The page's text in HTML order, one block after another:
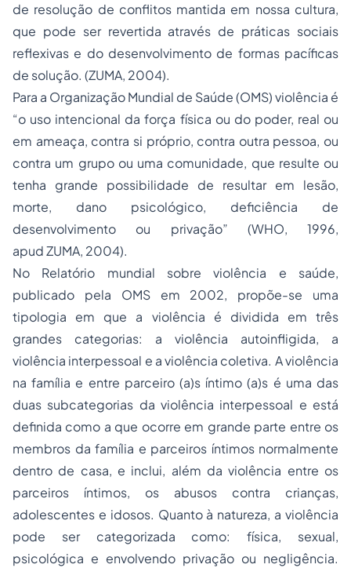
de resolução de conflitos mantida em nossa cultura,
que pode ser revertida através de práticas sociais
reflexivas e do desenvolvimento de formas pacíficas
de solução. (ZUMA, 2004).
Para a Organização Mundial de Saúde (OMS) violência é
“o uso intencional da força física ou do poder, real ou
em ameaça, contra si próprio, contra outra pessoa, ou
contra um grupo ou uma comunidade, que resulte ou
tenha grande possibilidade de resultar em lesão,
morte, dano psicológico, deficiência de
desenvolvimento ou privação” (WHO, 1996,
apud ZUMA, 2004).
No Relatório mundial sobre violência e saúde,
publicado pela OMS em 2002, propõe-se uma
tipologia em que a violência é dividida em três
grandes categorias: a violência autoinfligida, a
violência interpessoal e a violência coletiva. A violência
na família e entre parceiro (a)s íntimo (a)s é uma das
duas subcategorias da violência interpessoal e está
definida como a que ocorre em grande parte entre os
membros da família e parceiros íntimos normalmente
dentro de casa, e inclui, além da violência entre os
parceiros íntimos, os abusos contra crianças,
adolescentes e idosos. Quanto à natureza, a violência
pode ser categorizada como: física, sexual,
psicológica e envolvendo privação ou negligência.